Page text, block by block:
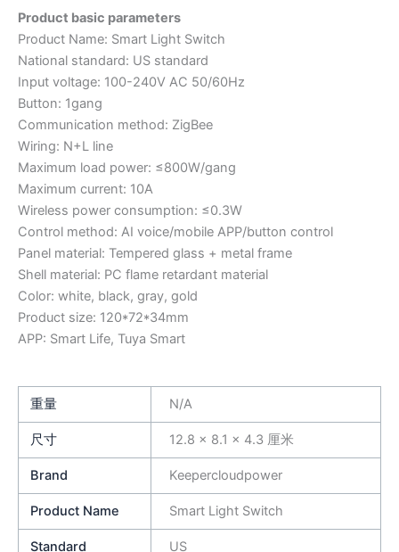
Product basic parameters
Product Name: Smart Light Switch
National standard: US standard
Input voltage: 100-240V AC 50/60Hz
Button: 1gang
Communication method: ZigBee
Wiring: N+L line
Maximum load power: ≤800W/gang
Maximum current: 10A
Wireless power consumption: ≤0.3W
Control method: AI voice/mobile APP/button control
Panel material: Tempered glass + metal frame
Shell material: PC flame retardant material
Color: white, black, gray, gold
Product size: 120*72*34mm
APP: Smart Life, Tuya Smart
重量 N/A
尺寸 12.8 × 8.1 × 4.3 厘米
Brand Keepercloudpower
Product Name Smart Light Switch
Standard US